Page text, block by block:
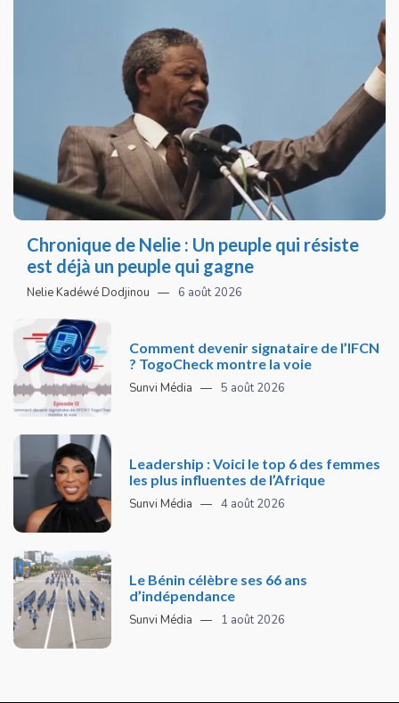
Chronique de Nelie : Un peuple qui résiste
est déjà un peuple qui gagne
Nelie Kadéwé Dodjinou 6 août 2026
Comment devenir signataire de l’IFCN
? TogoCheck montre la voie
Sunvi Média 5 août 2026
Leadership : Voici le top 6 des femmes
les plus influentes de l’Afrique
Sunvi Média 4 août 2026
Le Bénin célèbre ses 66 ans
d’indépendance
Sunvi Média 1 août 2026